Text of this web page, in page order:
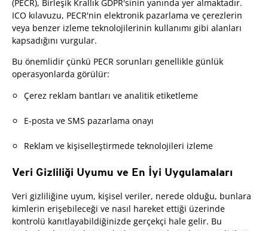
(PECR), Birleşik Krallık GDPR'sinin yanında yer almaktadır.
ICO kılavuzu, PECR'nin elektronik pazarlama ve çerezlerin
veya benzer izleme teknolojilerinin kullanımı gibi alanları
kapsadığını vurgular.
Bu önemlidir çünkü PECR sorunları genellikle günlük
operasyonlarda görülür:
Çerez reklam bantları ve analitik etiketleme
E-posta ve SMS pazarlama onayı
Reklam ve kişiselleştirmede teknolojileri izleme
Veri Gizliliği Uyumu ve En İyi Uygulamaları
Veri gizliliğine uyum, kişisel veriler, nerede olduğu, bunlara
kimlerin erişebileceği ve nasıl hareket ettiği üzerinde
kontrolü kanıtlayabildiğinizde gerçekçi hale gelir. Bu